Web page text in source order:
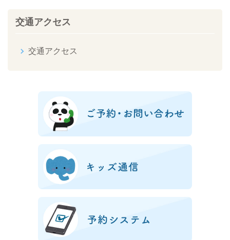
交通アクセス
交通アクセス